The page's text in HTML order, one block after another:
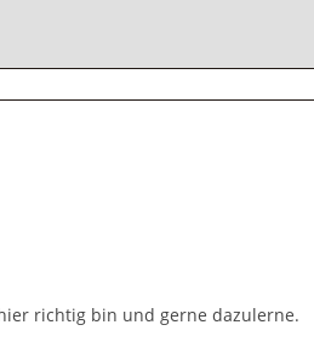
richtig bin und gerne dazulerne.